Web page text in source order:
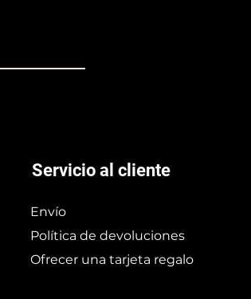
Servicio al cliente
Envío
Política de devoluciones
Ofrecer una tarjeta regalo